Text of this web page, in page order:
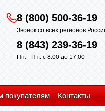
8 (800) 500-36-19
Звонок со всех регионов
8 (843) 239-36-19
Пн. - Пт.: с 8:00 до 17:00
покупателям Контакты